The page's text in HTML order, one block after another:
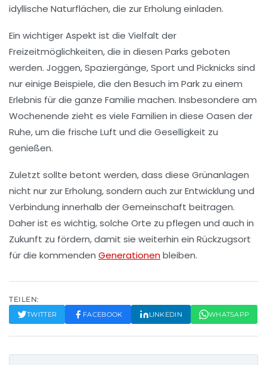
idyllische Naturflächen, die zur Erholung einladen.
Ein wichtiger Aspekt ist die Vielfalt der
Freizeitmöglichkeiten, die in diesen Parks geboten
werden. Joggen, Spaziergänge, Sport und Picknicks sind
nur einige Beispiele, die den Besuch im Park zu einem
Erlebnis für die ganze Familie machen. Insbesondere am
Wochenende zieht es viele Familien in diese Oasen der
Ruhe, um die frische Luft und die Geselligkeit zu
genießen.
Zuletzt sollte betont werden, dass diese Grünanlagen
nicht nur zurErholung, sondern auch zurEntwicklung und
Verbindung innerhalb der Gemeinschaft beitragen.
Daher ist es wichtig, solche Orte zu pflegen und auch in
Zukunft zu fördern, damit sie weiterhin ein Rückzugsort
für die kommenden Generationenbleiben.
TEILEN:
TWITTER FACEBOOK LINKEDIN WHATSAPP